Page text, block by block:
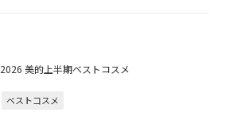
2026 美的上半期ベストコスメ
ベストコスメ